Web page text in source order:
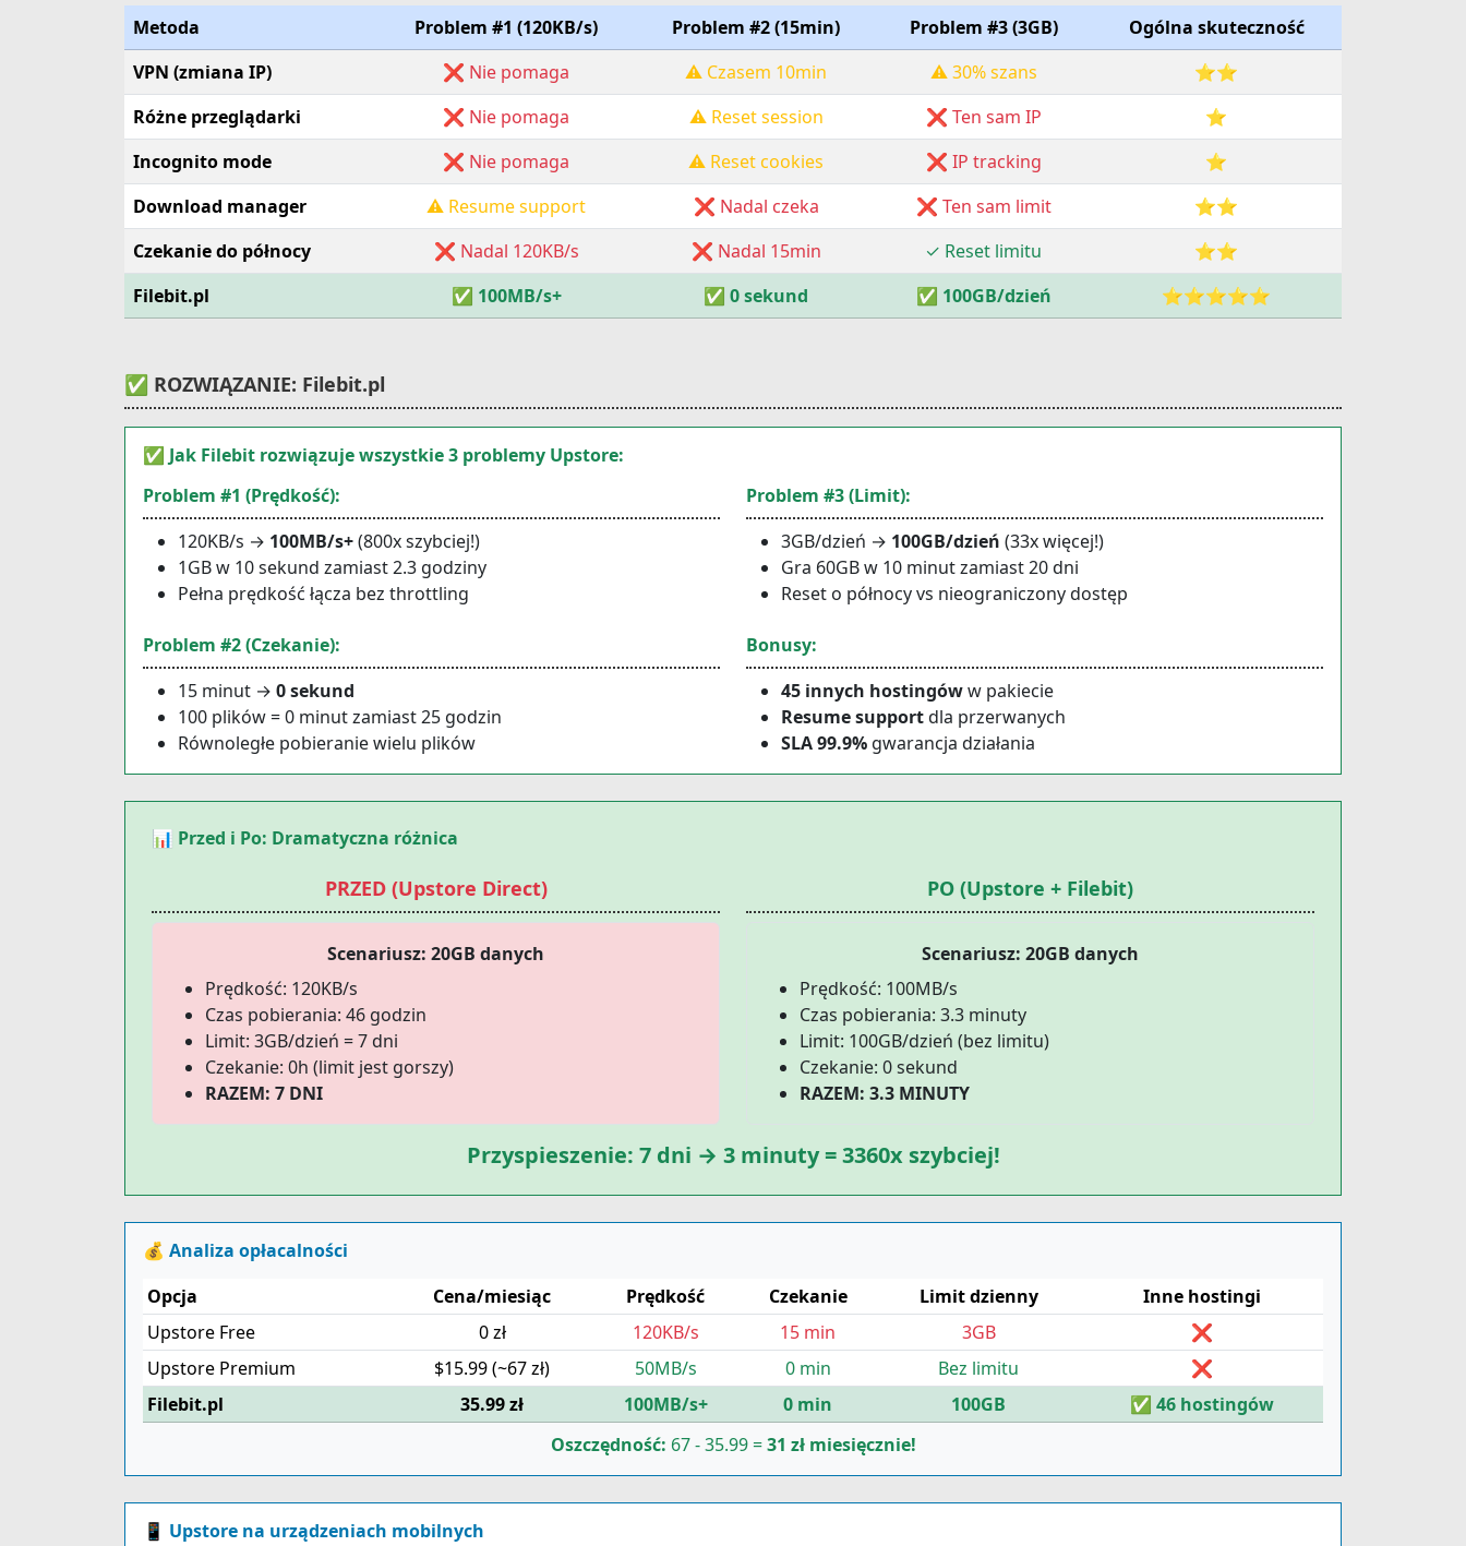
Metoda Problem #1 (120KB/s) Problem #2 (15min) Problem #3 (3GB)
Ogólna skuteczność
VPN (zmiana IP)
❌ Nie pomaga ⚠️ Czasem 10min ⚠️ 30% szans
⭐⭐
Różne przeglądarki
❌ Nie pomaga ⚠️ Reset session ❌ Ten sam IP
⭐
Incognito mode
❌ Nie pomaga ⚠️ Reset cookies ❌ IP tracking
⭐
Download manager
⚠️ Resume support ❌ Nadal czeka ❌ Ten sam limit
⭐⭐
Czekanie do północy
❌ Nadal 120KB/s ❌ Nadal 15min ✓ Reset limitu
⭐⭐
Filebit.pl
✅ 100MB/s+ ✅ 0 sekund ✅ 100GB/dzień ⭐⭐⭐⭐⭐
✅ ROZWIĄZANIE: Filebit.pl
✅ Jak Filebit rozwiązuje wszystkie 3 problemy Upstore:
Problem #1 (Prędkość):
120KB/s → 100MB/s+(800x szybciej!)
1GB w 10 sekund zamiast 2.3 godziny
Pełna prędkość łącza bez throttling
Problem #2 (Czekanie):
15 minut → 0 sekund
100 plików = 0 minut zamiast 25 godzin
Równoległe pobieranie wielu plików
Problem #3 (Limit):
3GB/dzień → 100GB/dzień (33x więcej!)
Gra 60GB w 10 minut zamiast 20 dni
Reset o północy vs nieograniczony dostęp
Bonusy:
45 innych hostingóww pakiecie
Resume supportdla przerwanych
SLA 99.9% gwarancja działania
📊 Przed i Po: Dramatyczna różnica
PRZED (Upstore Direct)
Scenariusz: 20GB danych
Prędkość: 120KB/s
Czas pobierania: 46 godzin
Limit: 3GB/dzień = 7 dni
Czekanie: 0h (limit jest gorszy)
RAZEM: 7 DNI
PO (Upstore + Filebit)
Scenariusz: 20GB danych
Prędkość: 100MB/s
Czas pobierania: 3.3 minuty
Limit: 100GB/dzień (bez limitu)
Czekanie: 0 sekund
RAZEM: 3.3 MINUTY
Przyspieszenie: 7 dni → 3 minuty = 3360x szybciej!
💰 Analiza opłacalności
Opcja
Cena/miesiąc Prędkość Czekanie Limit dzienny
Inne hostingi
Upstore Free
0 zł 120KB/s 15 min 3GB
❌
Upstore Premium
$15.99 (~67 zł) 50MB/s 0 min Bez limitu
❌
Filebit.pl
35.99 zł 100MB/s+ 0 min 100GB
✅ 46 hostingów
Oszczędność: 67 - 35.99 =31 zł miesięcznie!
📱 Upstore na urządzeniach mobilnych